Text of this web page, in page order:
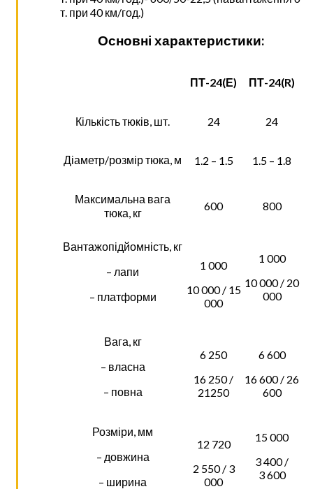
т. при 40 км/год.)
Основні характеристики:
ПТ-24(Е) ПТ-24(R)
Кількість тюків, шт. 24 24
Діаметр/розмір тюка, м 1.2 – 1.5 1.5 – 1.8
Максимальна вага
тюка, кг
600 800
Вантажопідйомність, кг
– лапи
– платформи
1 000
10 000 / 15
000
1 000
10 000 / 20
000
Вага, кг
– власна
– повна
6 250
16 250 /
21250
6 600
16 600 / 26
600
Розміри, мм
– довжина
– ширина
12 720
2 550 / 3
000
15 000
3 400 /
3 600